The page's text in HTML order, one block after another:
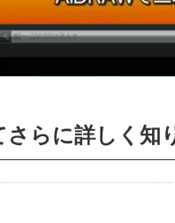
らに詳しく知